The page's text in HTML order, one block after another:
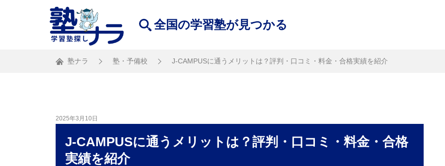
全国の学習塾が見つかる
塾ナラ 塾・予備校 J-CAMPUSに通うメリットは？評判・口コミ・料金・合格実績を紹介
2025年3月10日
J-CAMPUSに通うメリットは？評判・口コミ・料金・合格
実績を紹介